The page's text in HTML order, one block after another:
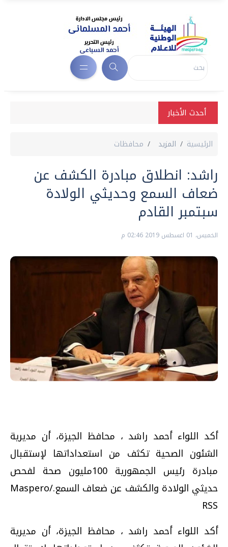
أحدث الأخبار
الرئيسية المزيد محافظات
راشد: انطلاق مبادرة الكشف عن
ضعاف السمع وحديثي الولادة
سبتمبر القادم
الخميس، 01 اغسطس 2019 02:46 م
أكد اللواء أحمد راشد ، محافظ الجيزة، أن مديرية
الشئون الصحية تكثف من استعداداتها لإستقبال
مبادرة رئيس الجمهورية 100مليون صحة لفحص
حديثي الولادة والكشف عن ضعاف السمع./Maspero
RSS
أكد اللواء أحمد راشد ، محافظ الجيزة، أن مديرية